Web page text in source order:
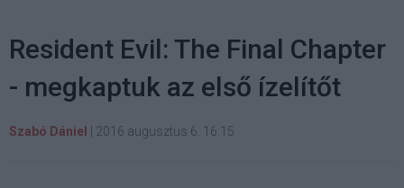
Resident Evil: The Final Chapter
- megkaptuk az első ízelítőt
Szabó Dániel 2016 augusztus 6. 16:15